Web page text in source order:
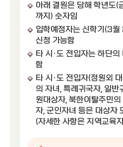
아래 결원은 당해 학년도
까지) 숫자임
입학예정자는 신학기(3
신청 가능함
타 시·도 전입자는 하단
함
타 시·도 전입자(정원외
의 자녀, 특례귀국자, 일반
원대상자, 북한이탈주민
자, 군인자녀 등은 대상자
(자세한 사항은 지역교육